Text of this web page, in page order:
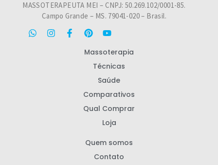
MASSOTERAPEUTA MEI – CNPJ: 50.269.102/0001-85.
Campo Grande – MS. 79041-020 – Brasil.
Massoterapia
Técnicas
Saúde
Comparativos
Qual Comprar
Loja
Quem somos
Contato